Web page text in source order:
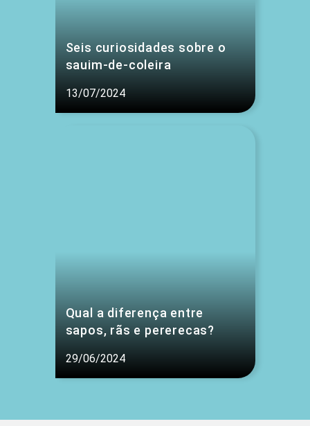
Seis curiosidades sobre o
sauim-de-coleira
13/07/2024
Qual a diferença entre
sapos, rãs e pererecas?
29/06/2024